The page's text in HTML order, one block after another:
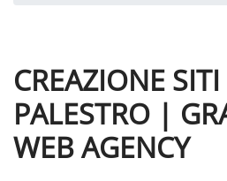
CREAZIONE
PALESTRO |
WEB AGENCY